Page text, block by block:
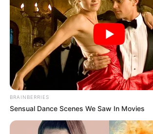
BRAINBERRIES
Sensual Dance Scenes We Saw In Movies